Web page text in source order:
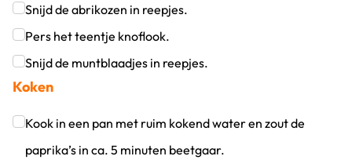
Klik om dit selectievakje aan te vinken
Snijd de abrikozen in reepjes.
Klik om dit selectievakje aan te vinken
Pers het teentje knoflook.
Klik om dit selectievakje aan te vinken
Snijd de muntblaadjes in reepjes.
Klik om dit selectievakje aan te vinken
Koken
Kook in een pan met ruim kokend water en zout de
paprika’s in ca. 5 minuten beetgaar.